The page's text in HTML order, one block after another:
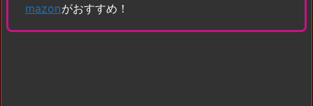
mazonがおすすめ！